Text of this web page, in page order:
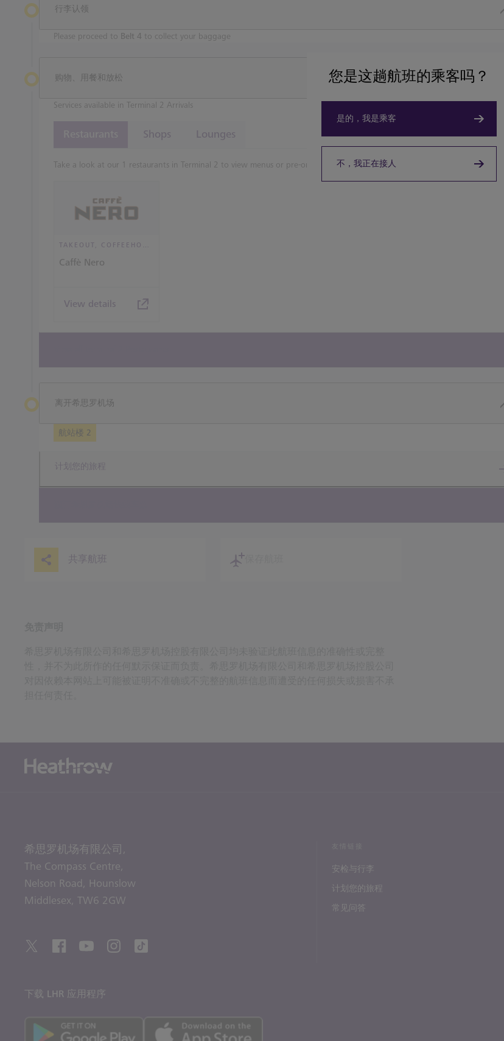
行李认领
Please proceed to Belt 4 to collect your baggage
购物、用餐和放松
Services available in Terminal 2 Arrivals
Shops Lounges
Take a look at our 1 restaurants in Terminal 2 to view menus or pre-order.
TAKEOUT, COFFEEHOUSE AND CAFÉ
Caffè Nero
View details
离开希思罗机场
航站楼 2
计划您的旅程
共享航班
希思罗机场有限公司,
The Compass Centre,
Nelson Road, Hounslow
Middlesex, TW6 2GW
安检与行李
计划您的旅程
常见问答
下载 LHR 应用程序
您是这趟航班的乘客吗？
是的，我是乘客
不，我正在接人